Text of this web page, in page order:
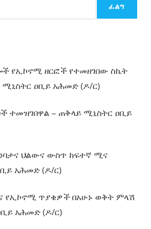
ፈልግ
የኢኮኖሚ ዘርፎች የተመዘገበው ስኬት
ሚኒስትር ዐቢይ አሕመድ (ዶ/ር)
ተመዝገበዋል – ጠቅላይ ሚኒስትር ዐቢይ
ህልውና ውስጥ ከፍተኛ ሚና
አሕመድ (ዶ/ር)
የኢኮኖሚ ጥያቄዎች በአሁኑ ወቅት ምላሽ
አሕመድ (ዶ/ር)